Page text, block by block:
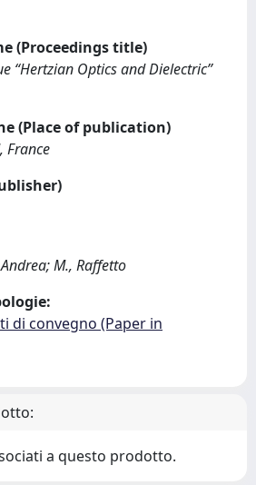
(Proceedings title)
“Hertzian Optics and Dielectric”
(Place of publication)
France
M., Raffetto
di convegno (Paper in
a questo prodotto.